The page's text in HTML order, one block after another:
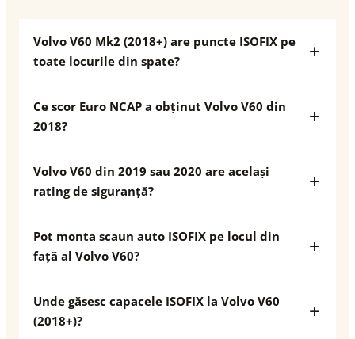
Volvo V60 Mk2 (2018+) are puncte ISOFIX pe
toate locurile din spate?
Ce scor Euro NCAP a obținut Volvo V60 din
2018?
Volvo V60 din 2019 sau 2020 are același
rating de siguranță?
Pot monta scaun auto ISOFIX pe locul din
față al Volvo V60?
Unde găsesc capacele ISOFIX la Volvo V60
(2018+)?